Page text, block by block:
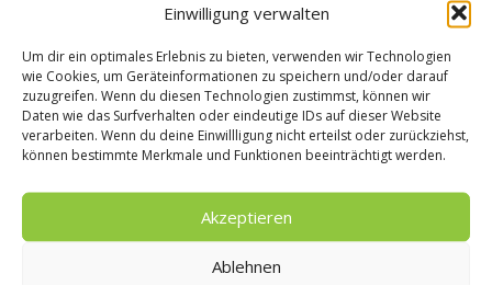
Einwilligung verwalten
Um dir ein optimales Erlebnis zu bieten, verwenden wir Technologien
wie Cookies, um Geräteinformationen zu speichern und/oder darauf
zuzugreifen. Wenn du diesen Technologien zustimmst, können wir
Daten wie das Surfverhalten oder eindeutige IDs auf dieser Website
verarbeiten. Wenn du deine Einwillligung nicht erteilst oder zurückziehst,
können bestimmte Merkmale und Funktionen beeinträchtigt werden.
Akzeptieren
Ablehnen
Trotz dieses aufwendigen Prozesses ist der Preis von
Maldon Salz im Vergleich zu anderen Meersalzen
moderat. Das mag auch daran liegen, dass bei vielen
der teureren Salzsorten eine Geschichte dahinter
steckt, die das Gesamtpaket Meersalz besser
vermarktbar machen sollen. In Maldon jedoch
konzentriert man sich dem Anschein nach auf das
Wesentliche – auf das Salz machen.
Meersalz aus Deutschland